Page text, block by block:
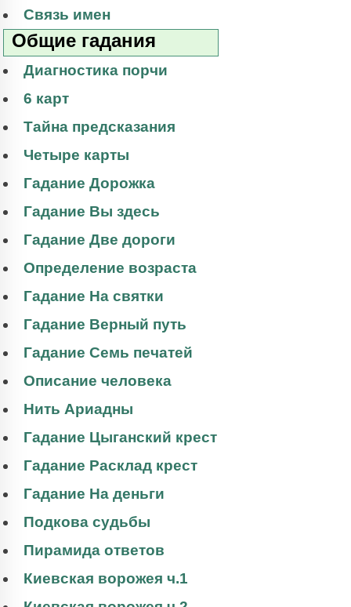
Связь имен
Общие гадания
Диагностика порчи
6 карт
Тайна предсказания
Четыре карты
Гадание Дорожка
Гадание Вы здесь
Гадание Две дороги
Определение возраста
Гадание На святки
Гадание Верный путь
Гадание Семь печатей
Описание человека
Нить Ариадны
Гадание Цыганский крест
Гадание Расклад крест
Гадание На деньги
Подкова судьбы
Пирамида ответов
Киевская ворожея ч.1